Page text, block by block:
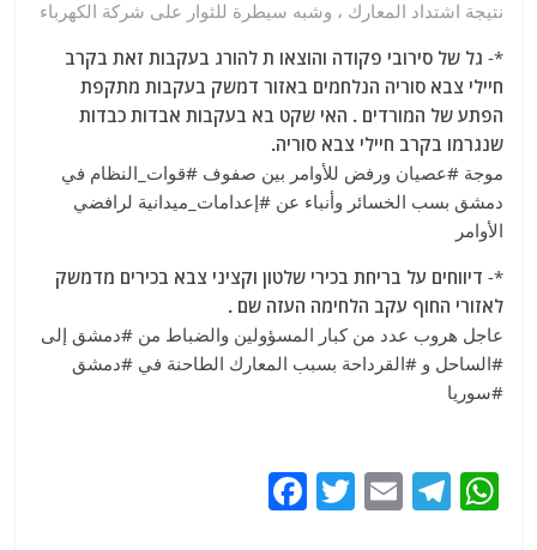
نتيجة اشتداد المعارك ، وشبه سيطرة للثوار على شركة الكهرباء
*- גל של סירובי פקודה והוצאו ת להורג בעקבות זאת בקרב
חיילי צבא סוריה הנלחמים באזור דמשק בעקבות מתקפת
הפתע של המורדים . האי שקט בא בעקבות אבדות כבדות
שנגרמו בקרב חיילי צבא סוריה.
موجة #عصيان ورفض للأوامر بين صفوف #قوات_النظام في
دمشق بسب الخسائر وأنباء عن #إعدامات_ميدانية لرافضي
الأوامر
*- דיווחים על בריחת בכירי שלטון וקציני צבא בכירים מדמשק
לאזורי החוף עקב הלחימה העזה שם .
عاجل هروب عدد من كبار المسؤولين والضباط من #دمشق إلى
#الساحل و #القرداحة بسبب المعارك الطاحنة في #دمشق
#سوريا
W
T
E
T